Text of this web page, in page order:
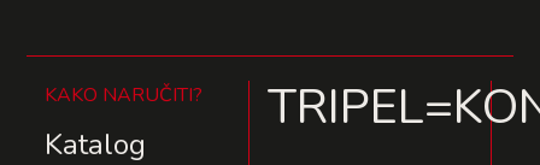
KAKO NARUČITI?
Katalog